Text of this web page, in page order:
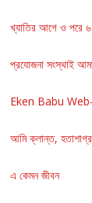
খ্যাতির আগে ও পরে ৬
প্রযোজনা সংস্থাই
Eken Babu
আমি ক্লান্ত,
এ কেমন জীবন